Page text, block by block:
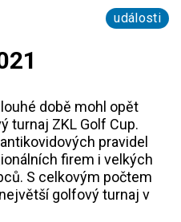
události
době mohl opět
turnaj ZKL Golf Cup.
pravidel
firem i velkých
S celkovým počtem
golfový turnaj v